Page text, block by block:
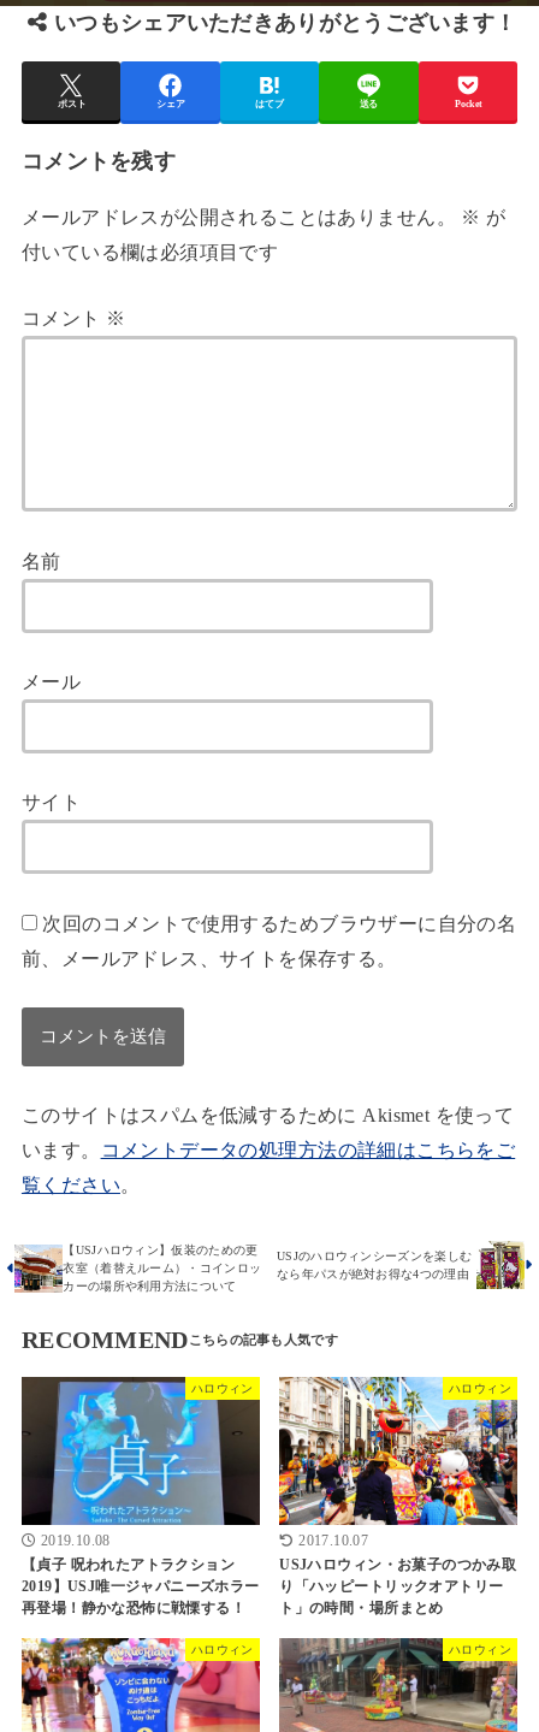
いつもシェアいただきありがとうございます！
ポスト シェア はてブ 送る Pocket
コメントを残す
メールアドレスが公開されることはありません。 ※ が
付いている欄は必須項目です
コメント ※
名前
メール
サイト
次回のコメントで使用するためブラウザーに自分の名
前、メールアドレス、サイトを保存する。
このサイトはスパムを低減するために Akismet を使って
います。
コメントデータの処理方法の詳細はこちらをご
覧ください。
【USJハロウィン】仮装のための更
衣室（着替えルーム）・コインロッ
カーの場所や利用方法について
USJのハロウィンシーズンを楽しむ
なら年パスが絶対お得な4つの理由
RECOMMEND
ハロウィン
2019.10.08
【貞子 呪われたアトラクション
2019】USJ唯一ジャパニーズホラー
再登場！静かな恐怖に戦慄する！
ハロウィン
2017.10.07
USJハロウィン・お菓子のつかみ取
り「ハッピートリックオアトリー
ト」の時間・場所まとめ
ハロウィン ハロウィン